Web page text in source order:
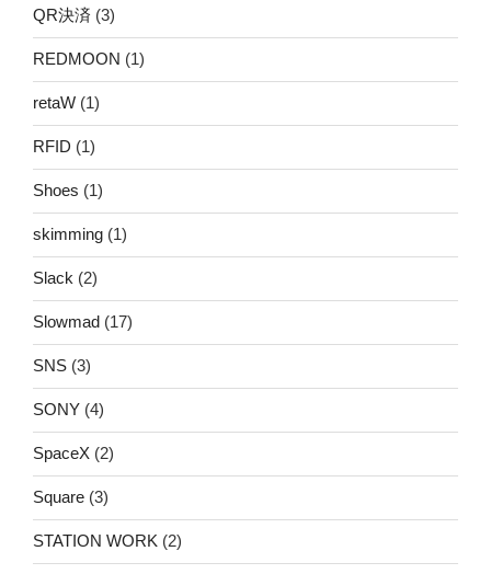
QR決済 (3)
REDMOON (1)
retaW (1)
RFID (1)
Shoes (1)
skimming (1)
Slack (2)
Slowmad (17)
SNS (3)
SONY (4)
SpaceX (2)
Square (3)
STATION WORK (2)